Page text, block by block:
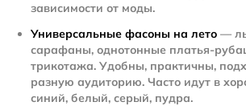
зависимости от моды.
Универсальные фасоны на лето —
сарафаны, однотонные платья-
трикотажа. Удобны, практичны,
разную аудиторию. Часто идут в
синий, белый, серый, пудра.